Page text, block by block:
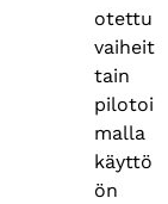
otettu
vaiheit
tain
pilotoi
malla
käyttö
ön